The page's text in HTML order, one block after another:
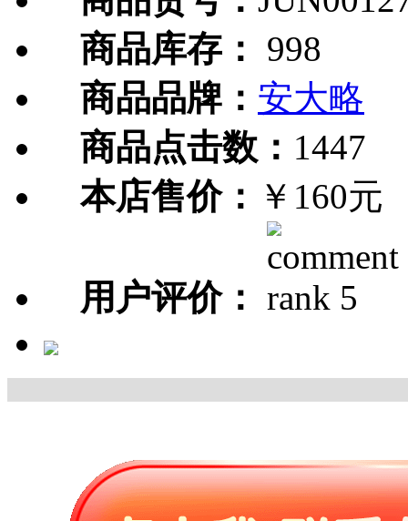
商品库存：
998
商品品牌： 安大略
商品点击数： 1447
本店售价： ￥160元
用户评价：